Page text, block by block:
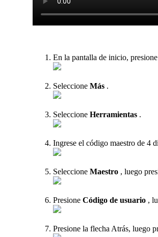
En la pantalla de inicio, presione
Seleccione Más .
Seleccione Herramientas .
Ingrese el código maestro de 4
Seleccione Maestro , luego
Presione Código de usuario ,
Presione la flecha Atrás, luego